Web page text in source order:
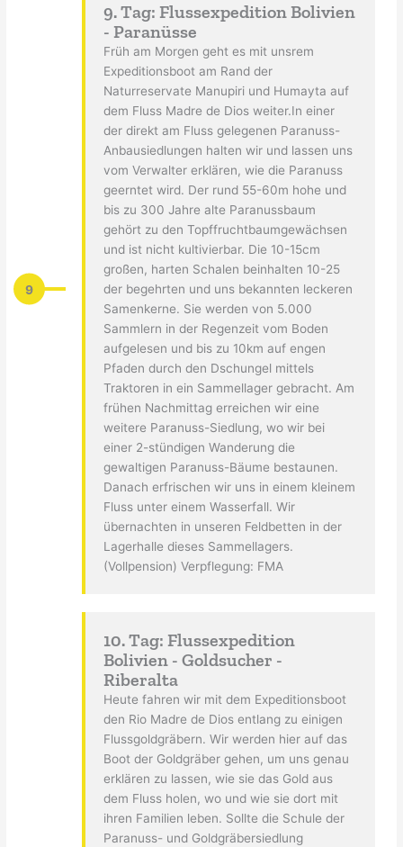
9
9. Tag: Flussexpedition Bolivien
- Paranüsse
Früh am Morgen geht es mit unsrem
Expeditionsboot am Rand der
Naturreservate Manupiri und Humayta auf
dem Fluss Madre de Dios weiter.In einer
der direkt am Fluss gelegenen Paranuss-
Anbausiedlungen halten wir und lassen uns
vom Verwalter erklären, wie die Paranuss
geerntet wird. Der rund 55-60m hohe und
bis zu 300 Jahre alte Paranussbaum
gehört zu den Topffruchtbaumgewächsen
und ist nicht kultivierbar. Die 10-15cm
großen, harten Schalen beinhalten 10-25
der begehrten und uns bekannten leckeren
Samenkerne. Sie werden von 5.000
Sammlern in der Regenzeit vom Boden
aufgelesen und bis zu 10km auf engen
Pfaden durch den Dschungel mittels
Traktoren in ein Sammellager gebracht. Am
frühen Nachmittag erreichen wir eine
weitere Paranuss-Siedlung, wo wir bei
einer 2-stündigen Wanderung die
gewaltigen Paranuss-Bäume bestaunen.
Danach erfrischen wir uns in einem kleinem
Fluss unter einem Wasserfall. Wir
übernachten in unseren Feldbetten in der
Lagerhalle dieses Sammellagers.
(Vollpension) Verpflegung: FMA
10. Tag: Flussexpedition
Bolivien - Goldsucher -
Riberalta
Heute fahren wir mit dem Expeditionsboot
den Rio Madre de Dios entlang zu einigen
Flussgoldgräbern. Wir werden hier auf das
Boot der Goldgräber gehen, um uns genau
erklären zu lassen, wie sie das Gold aus
dem Fluss holen, wo und wie sie dort mit
ihren Familien leben. Sollte die Schule der
Paranuss- und Goldgräbersiedlung